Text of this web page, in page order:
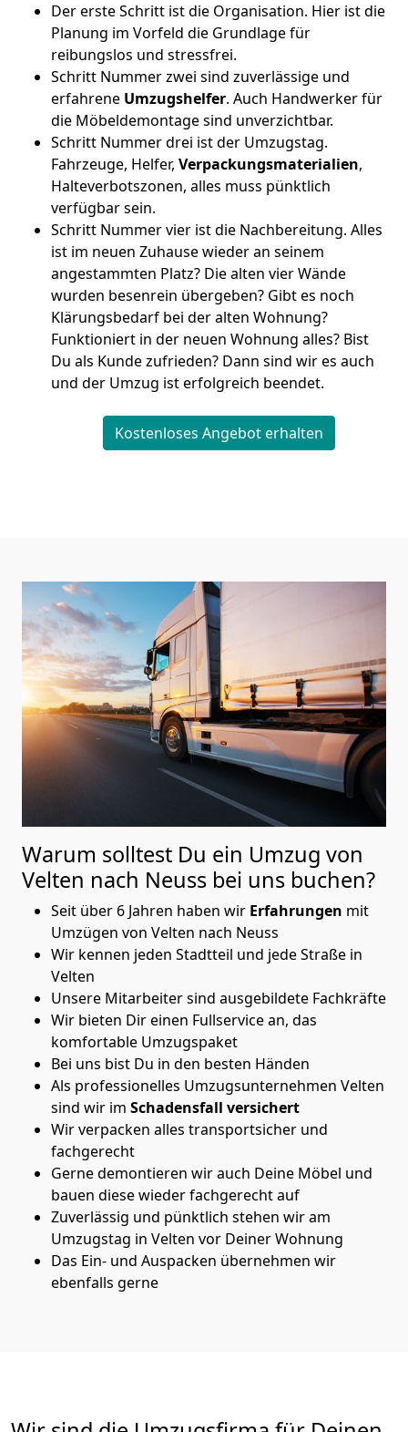
Der erste Schritt ist die Organisation. Hier ist die
Planung im Vorfeld die Grundlage für
reibungslos und stressfrei.
Schritt Nummer zwei sind zuverlässige und
erfahrene Umzugshelfer. Auch Handwerker für
die Möbeldemontage sind unverzichtbar.
Schritt Nummer drei ist der Umzugstag.
Fahrzeuge, Helfer, Verpackungsmaterialien,
Halteverbotszonen, alles muss pünktlich
verfügbar sein.
Schritt Nummer vier ist die Nachbereitung. Alles
ist im neuen Zuhause wieder an seinem
angestammten Platz? Die alten vier Wände
wurden besenrein übergeben? Gibt es noch
Klärungsbedarf bei der alten Wohnung?
Funktioniert in der neuen Wohnung alles? Bist
Du als Kunde zufrieden? Dann sind wir es auch
und der Umzug ist erfolgreich beendet.
Kostenloses Angebot erhalten
Warum solltest Du ein Umzug von
Velten nach Neuss bei uns buchen?
Seit über 6 Jahren haben wir Erfahrungen mit
Umzügen von Velten nach Neuss
Wir kennen jeden Stadtteil und jede Straße in
Velten
Unsere Mitarbeiter sind ausgebildete Fachkräfte
Wir bieten Dir einen Fullservice an, das
komfortable Umzugspaket
Bei uns bist Du in den besten Händen
Als professionelles Umzugsunternehmen Velten
sind wir im Schadensfall versichert
Wir verpacken alles transportsicher und
fachgerecht
Gerne demontieren wir auch Deine Möbel und
bauen diese wieder fachgerecht auf
Zuverlässig und pünktlich stehen wir am
Umzugstag in Velten vor Deiner Wohnung
Das Ein- und Auspacken übernehmen wir
ebenfalls gerne